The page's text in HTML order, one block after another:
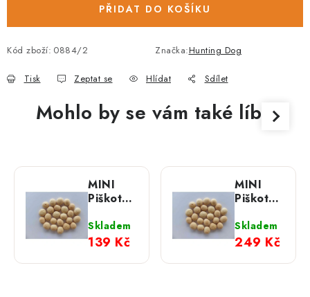
PŘIDAT DO KOŠÍKU
Kód zboží: 0884/2 Značka:Hunting Dog
Tisk Zeptat se Hlídat Sdílet
Mohlo by se vám také líbit
MINI
Piškoty
500 g
Skladem
139 Kč
MINI
Piškoty
1 kg
Skladem
249 Kč